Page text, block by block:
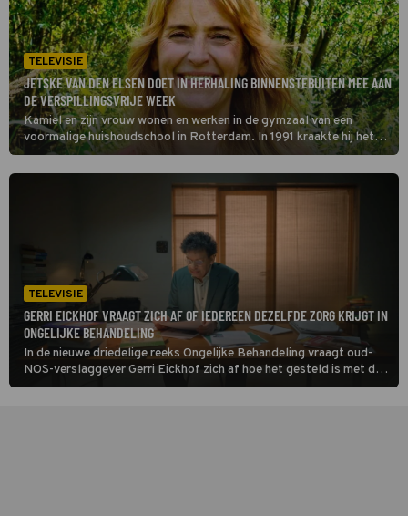
TELEVISIE
JETSKE VAN DEN ELSEN DOET IN HERHALING BINNENSTEBUITEN MEE AAN
DE VERSPILLINGSVRIJE WEEK
Kamiel en zijn vrouw wonen en werken in de gymzaal van een
voormalige huishoudschool in Rotterdam. In 1991 kraakte hij het
leegstaande pand samen met andere kunstenaars. Tegenwoordig
is het een culturele vrijplaats, zo blijkt in BinnensteBuiten. (HH)
TELEVISIE
GERRI EICKHOF VRAAGT ZICH AF OF IEDEREEN DEZELFDE ZORG KRIJGT IN
ONGELIJKE BEHANDELING
In de nieuwe driedelige reeks Ongelijke Behandeling vraagt oud-
NOS-verslaggever Gerri Eickhof zich af hoe het gesteld is met de
gelijkheid in de gezondheidszorg. Kan iedereen bijvoorbeeld